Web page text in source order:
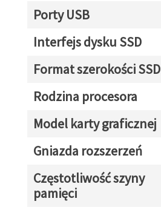
Porty USB
Interfejs dysku SSD
Format szerokości SSD
Rodzina procesora
Model karty graficznej
Gniazda rozszerzeń
Częstotliwość szyny
pamięci